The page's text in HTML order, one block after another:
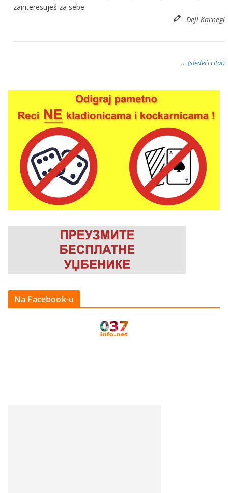
zainteresuješ za sebe.
Dejl Karnegi
… (sledeći citat)
Na Facebook-u